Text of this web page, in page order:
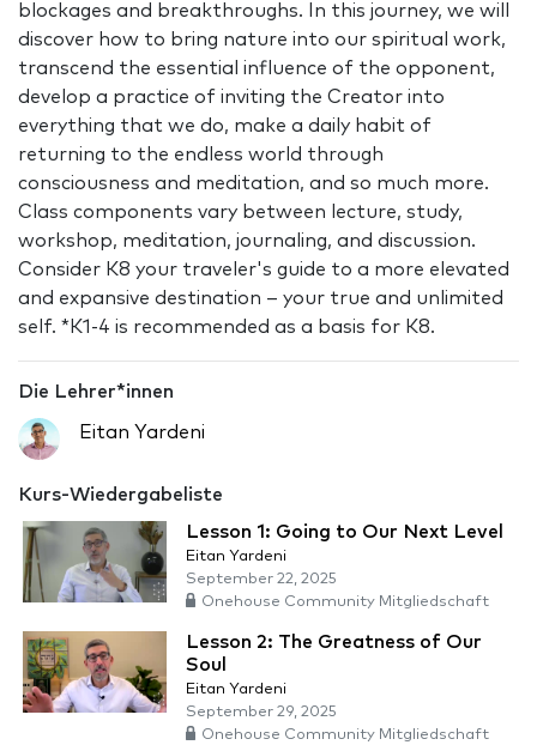
blockages and breakthroughs. In this journey, we will
discover how to bring nature into our spiritual work,
transcend the essential influence of the opponent,
develop a practice of inviting the Creator into
everything that we do, make a daily habit of
returning to the endless world through
consciousness and meditation, and so much more.
Class components vary between lecture, study,
workshop, meditation, journaling, and discussion.
Consider K8 your traveler's guide to a more elevated
and expansive destination – your true and unlimited
self. *K1-4 is recommended as a basis for K8.
Die Lehrer*innen
Eitan Yardeni
Kurs-Wiedergabeliste
Lesson 1: Going to Our Next Level
Eitan Yardeni
September 22, 2025
Onehouse Community Mitgliedschaft
Lesson 2: The Greatness of Our
Soul
Eitan Yardeni
September 29, 2025
Onehouse Community Mitgliedschaft